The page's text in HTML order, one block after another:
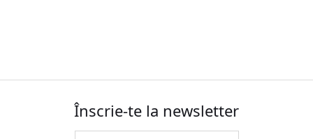
Înscrie-te la newsletter